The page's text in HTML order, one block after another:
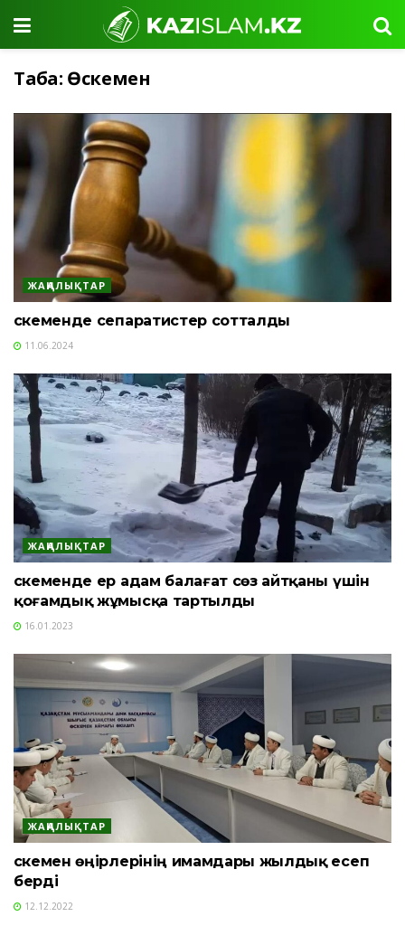
Таңба: Өскемен
ЖАҢАЛЫҚТАР
Өскеменде сепаратистер сотталды
11.06.2024
ЖАҢАЛЫҚТАР
Өскеменде ер адам балағат сөз айтқаны үшін
қоғамдық жұмысқа тартылды
16.01.2023
ЖАҢАЛЫҚТАР
Өскемен өңірлерінің имамдары жылдық есеп
берді
12.12.2022